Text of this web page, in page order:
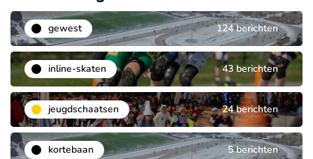
gewest 124 berichten
inline-skaten 43 berichten
jeugdschaatsen 24 berichten
kortebaan 5 berichten